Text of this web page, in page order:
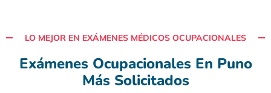
LO MEJOR EN EXÁMENES MÉDICOS OCUPACIONALES
Exámenes Ocupacionales En Puno
Más Solicitados